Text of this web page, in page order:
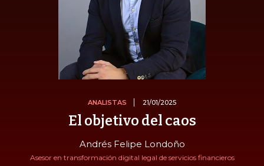
ANALISTAS 21/01/2025
El objetivo del caos
Andrés Felipe Londoño
Asesor en transformación digital legal de servicios financieros